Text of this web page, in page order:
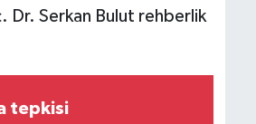
Serkan Bulut rehberlik
tepkisi